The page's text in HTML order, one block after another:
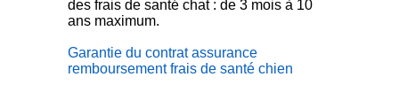
des frais de santé chat : de 3 mois à 10
ans maximum.
Garantie du contrat assurance
remboursement frais de santé chien